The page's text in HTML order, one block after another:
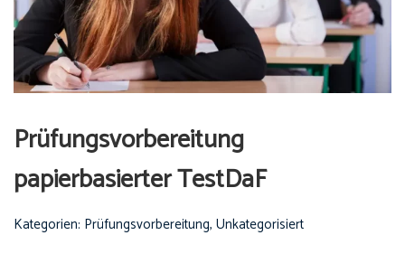
Prüfungsvorbereitung
papierbasierter TestDaF
Kategorien: Prüfungsvorbereitung, Unkategorisiert